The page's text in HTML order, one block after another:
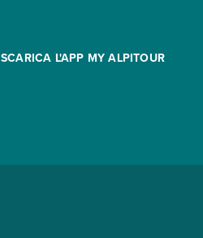
SCARICA L'APP MY ALPITOUR